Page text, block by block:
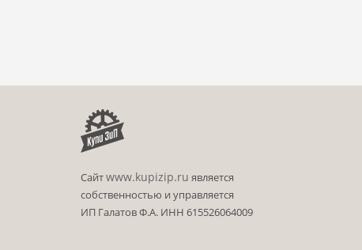
Сайтwww.kupizip.ru является
собственностью и управляется
ИП Галатов Ф.А. ИНН 615526064009